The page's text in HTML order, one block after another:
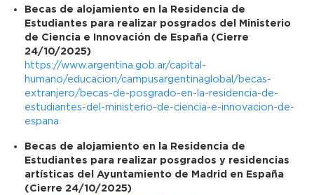
Becas de alojamiento en la Residencia de
Estudiantes para realizar posgrados del Ministerio
de Ciencia e Innovación de España (Cierre
24/10/2025)
https://www.argentina.gob.ar/capital-
humano/educacion/campusargentinaglobal/becas-
extranjero/becas-de-posgrado-en-la-residencia-de-
estudiantes-del-ministerio-de-ciencia-e-innovacion-de-
espana
Becas de alojamiento en la Residencia de
Estudiantes para realizar posgrados y residencias
artísticas del Ayuntamiento de Madrid en España
(Cierre 24/10/2025)